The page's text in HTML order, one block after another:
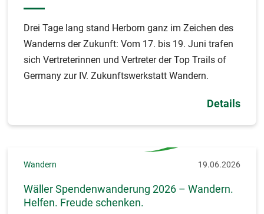
Drei Tage lang stand Herborn ganz im Zeichen des
Wanderns der Zukunft: Vom 17. bis 19. Juni trafen
sich Vertreterinnen und Vertreter der Top Trails of
Germany zur IV. Zukunftswerkstatt Wandern.
Details
Wandern 19.06.2026
Wäller Spendenwanderung 2026 – Wandern.
Helfen. Freude schenken.